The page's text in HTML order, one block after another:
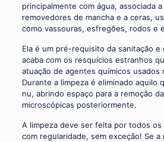
principalmente com água, associada
removedores de mancha e a ceras,
como vassouras, esfregões, rodos e
Ela é um pré-requisito da sanitação e
acaba com os resquícios estranhos
atuação de agentes químicos usados
Durante a limpeza é eliminado aquilo
nu, abrindo espaço para a remoção
microscópicas posteriormente.
A limpeza deve ser feita por todos
com regularidade, sem exceção! Se a